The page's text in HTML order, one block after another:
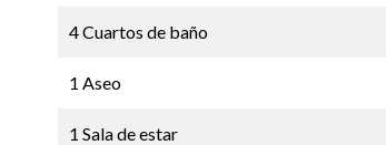
4 Cuartos de baño
1 Aseo
1 Sala de estar